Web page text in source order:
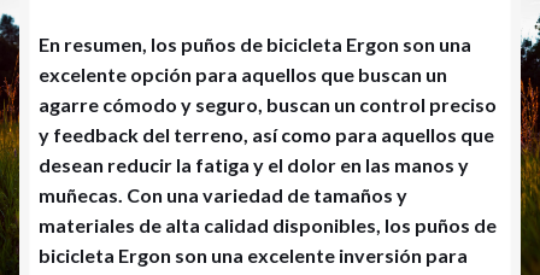
En resumen, los puños de bicicleta Ergon son una
excelente opción para aquellos que buscan un
agarre cómodo y seguro, buscan un control preciso
y feedback del terreno, así como para aquellos que
desean reducir la fatiga y el dolor en las manos y
muñecas. Con una variedad de tamaños y
materiales de alta calidad disponibles, los puños de
bicicleta Ergon son una excelente inversión para